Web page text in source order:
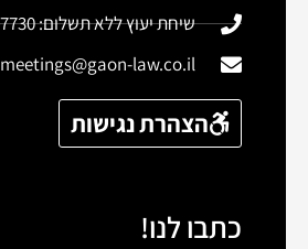
שיחת יעוץ ללא תשלום: 03-507-7730
meetings@gaon-law.co.il
הצהרת נגישות
כתבו לנו!